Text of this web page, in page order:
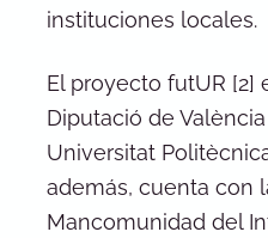
instituciones locales.
El proyecto futUR [2]
Diputació de
Universitat
además, cuenta con
Mancomunidad del